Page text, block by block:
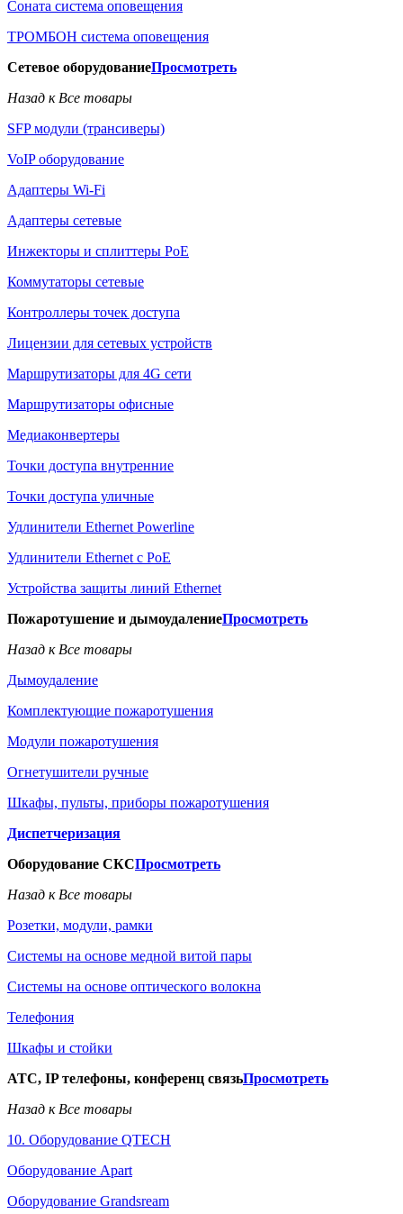
Соната система оповещения
ТРОМБОН система оповещения
Сетевое оборудованиеПросмотреть
Назад к Все товары
SFP модули (трансиверы)
VoIP оборудование
Адаптеры Wi-Fi
Адаптеры сетевые
Инжекторы и сплиттеры РоЕ
Коммутаторы сетевые
Контроллеры точек доступа
Лицензии для сетевых устройств
Маршрутизаторы для 4G сети
Маршрутизаторы офисные
Медиаконвертеры
Точки доступа внутренние
Точки доступа уличные
Удлинители Ethernet Powerline
Удлинители Ethernet с PoE
Устройства защиты линий Ethernet
Пожаротушение и дымоудалениеПросмотреть
Назад к Все товары
Дымоудаление
Комплектующие пожаротушения
Модули пожаротушения
Огнетушители ручные
Шкафы, пульты, приборы пожаротушения
Диспетчеризация
Оборудование СКСПросмотреть
Назад к Все товары
Розетки, модули, рамки
Системы на основе медной витой пары
Системы на основе оптического волокна
Телефония
Шкафы и стойки
АТС, IP телефоны, конференц связьПросмотреть
Назад к Все товары
10. Оборудование QTECH
Оборудование Apart
Оборудование Grandsream